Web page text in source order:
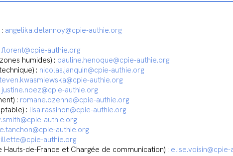
angelika.delannoy@cpie-authie.org
authie.org
humides) : pauline.henoque@cpie-authie.org
: nicolas.janquin@cpie-authie.org
authie.org
justine.noez@cpie-authie.org
: romane.ozenne@cpie-authie.org
: lisa.rassinon@cpie-authie.org
authie.org
authie.org
authie.org
de-France et Chargée de communication) : elise.voisin@cpie-